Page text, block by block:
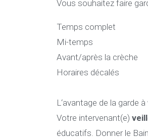
Vous souhaitez faire
Temps complet
Mi-temps
Avant/après la crèche
Horaires décalés
L‘avantage de la garde
Votre intervenant(e)
éducatifs. Donner le